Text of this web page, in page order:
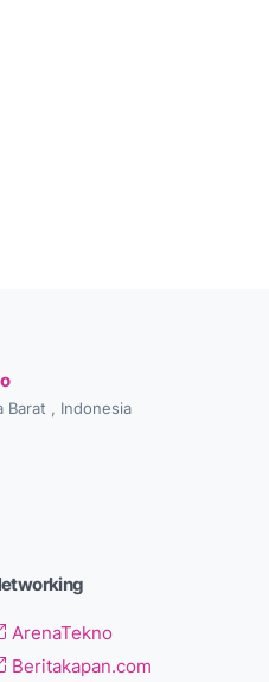
Barat , Indonesia
ArenaTekno
Beritakapan.com